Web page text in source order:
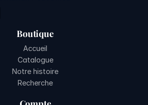
Boutique
Accueil
Catalogue
Notre histoire
Recherche